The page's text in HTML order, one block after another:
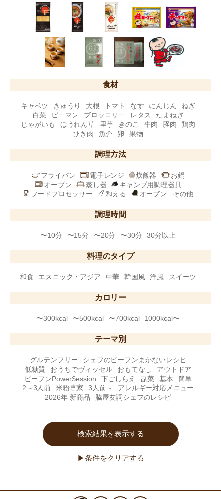
食材
キャベツ きゅうり 大根 トマト なす にんじん
ねぎ
白菜
ピーマン ブロッコリー レタス
たまねぎ
じゃがいも
ほうれん草 里芋 きのこ 牛肉 豚肉
鶏肉
ひき肉
魚介 卵 果物
調理方法
フライパン 電子レンジ 炊飯器
お鍋
オーブン
蒸し器
キャンプ用調理器具
フードプロセッサー
和える オーブン その他
調理時間
〜10分 〜15分 〜20分 〜30分 30分以上
料理のタイプ
和食 エスニック・アジア 中華 韓国風 洋風 スイーツ
カロリー
〜300kcal 〜500kcal 〜700kcal 1000kcal〜
テーマ別
グルテンフリー
シェフのビーフンまかないレシピ
低糖質
おうちでヴィッセル おもてなし
アウトドア
ビーフンPowerSession
下ごしらえ 副菜 基本
簡単
2～3人前
米粉専家 3人前～
アレルギー対応メニュー
2026年 新商品
脇屋友詞シェフのレシピ